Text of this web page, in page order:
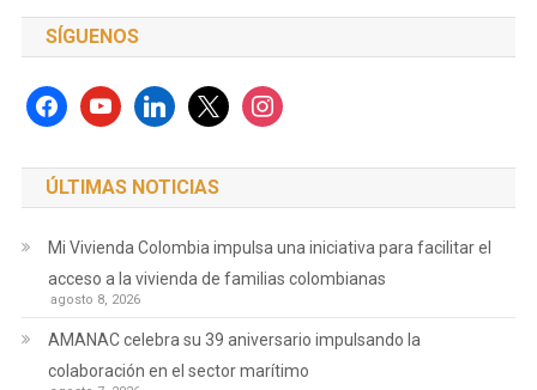
SÍGUENOS
facebookyoutubelinkedinx instagram
ÚLTIMAS NOTICIAS
Mi Vivienda Colombia impulsa una iniciativa para facilitar el
acceso a la vivienda de familias colombianas
agosto 8, 2026
AMANAC celebra su 39 aniversario impulsando la
colaboración en el sector marítimo